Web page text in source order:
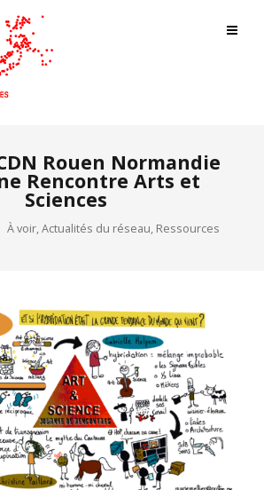
Rouen Normandie
Rencontre Arts et
Sciences
À voir,Actualités du réseau, Ressources